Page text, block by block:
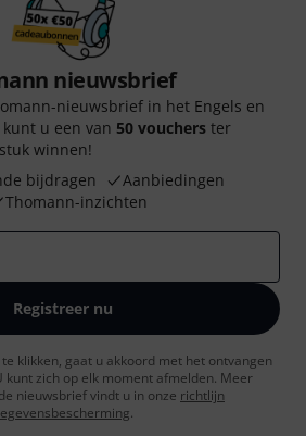
nieuwsbrief
nieuwsbrief in het Engels en
u een van 50 vouchers ter
winnen!
bijdragen
Aanbiedingen
Thomann-inzichten
Registreer nu
klikken, gaat u akkoord met het ontvangen
kunt zich op elk moment afmelden. Meer
nieuwsbrief vindt u in onze richtlijn
.